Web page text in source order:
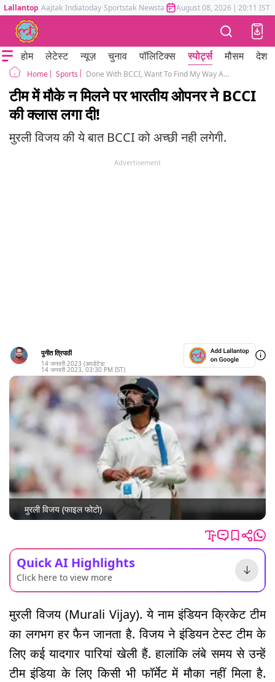
Lallantop Aajtak Indiatoday Sportstak Newstak Mumbai Tak Astrotak
August 08, 2026 | 20:11 IST
होम लेटेस्ट न्यूज़ चुनाव पॉलिटिक्स स्पोर्ट्स मौसम देश
Home Sports Done With BCCI, Want To Find My Way Abroad, India opener Murali Vijay takes dig at BCCI
टीम में मौके न मिलने पर भारतीय ओपनर ने BCCI
की क्लास लगा दी!
मुरली विजय की ये बात BCCI को अच्छी नही लगेगी.
Advertisement
पुनीत त्रिपाठी
14 जनवरी 2023 (अपडेटेड:
14 जनवरी 2023, 03:30 PM IST)
मुरली विजय (फाइल फोटो)
Quick AI Highlights
Click here to view more
मुरली विजय (Murali Vijay). ये नाम इंडियन क्रिकेट टीम
का लगभग हर फैन जानता है. विजय ने इंडियन टेस्ट टीम के
लिए कई यादगार पारियां खेली हैं. हालांकि लंबे समय से उन्हें
टीम इंडिया के लिए किसी भी फॉर्मेट में मौका नहीं मिला है.